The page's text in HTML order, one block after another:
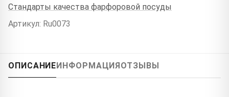
Стандарты качества фарфоровой посуды
Артикул: Ru0073
ОПИСАНИЕ ИНФОРМАЦИЯ ОТЗЫВЫ